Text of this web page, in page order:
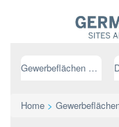
Gewerbeflächen NRW
Home >